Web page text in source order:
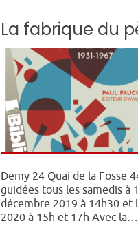
La fabrique du
Demy 24 Quai de la Fosse
guidées tous les samedis à
décembre 2019 à 14h30 et
2020 à 15h et 17h Avec la…